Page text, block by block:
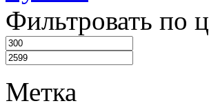
Фильтровать по
Метка